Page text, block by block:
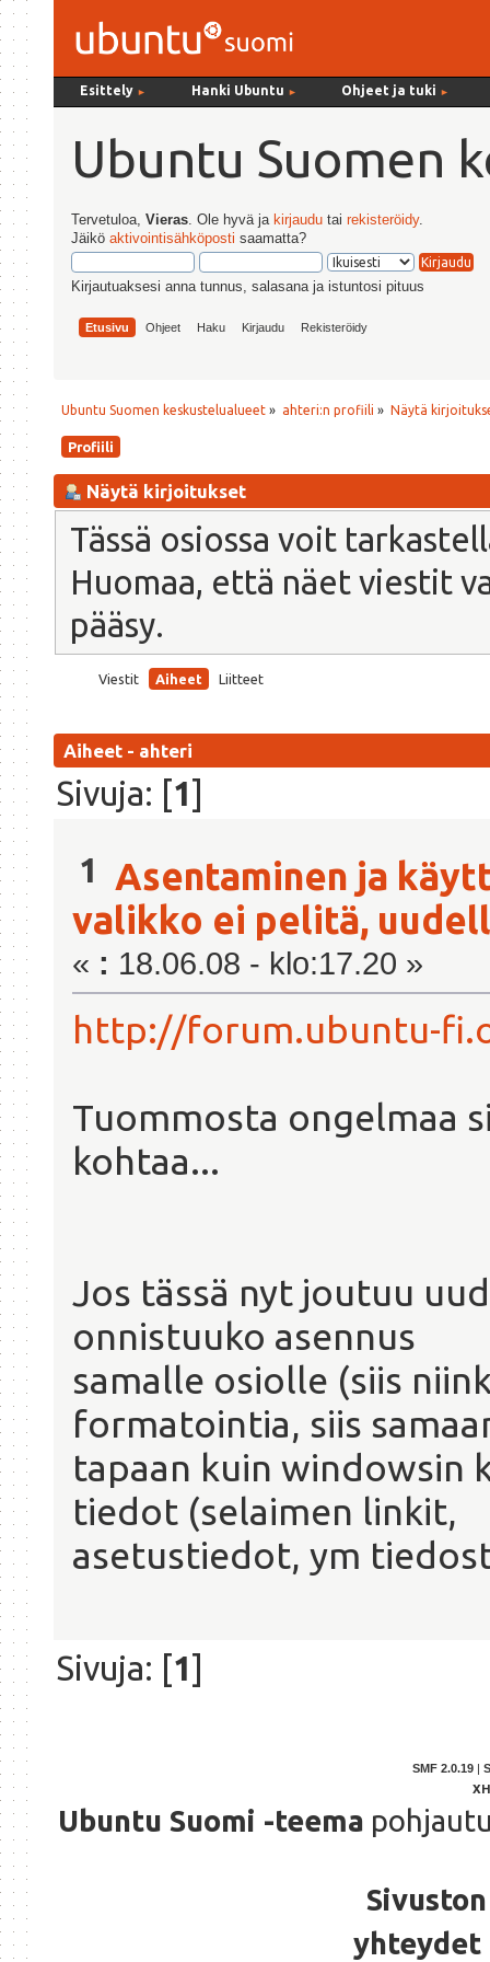
Esittely ► Hanki Ubuntu ► Ohjeet ja tuki ►
Ubuntu Suomen
Tervetuloa,Vieras . Ole hyvä ja kirjaudu tairekisteröidy.
Jäiköaktivointisähköposti saamatta?
Kirjautuaksesi anna tunnus, salasana ja istuntosi pituus
Etusivu Ohjeet Haku Kirjaudu Rekisteröidy
Ubuntu Suomen keskustelualueet » ahteri:n profiili » Näytä
Profiili
Näytä kirjoitukset
Tässä osiossa voit
Huomaa, että näet viestit
pääsy.
Viestit Aiheet Liitteet
Aiheet - ahteri
Sivuja: [1]
1 Asentaminen ja
valikko ei pelitä,
« : 18.06.08 - klo:17.20 »
http://forum.ubuntu-
Tuommosta ongelmaa
kohtaa...
Jos tässä nyt joutuu
onnistuuko asennus
samalle osiolle (siis
formatointia, siis
tapaan kuin windowsin
tiedot (selaimen linkit,
asetustiedot, ym
Sivuja: [1]
SMF 2.0.19
Ubuntu Suomi -teema
yhteydet